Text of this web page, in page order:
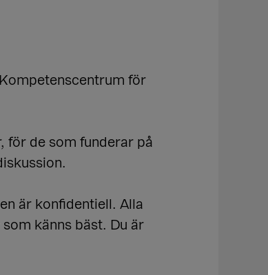
för
för de som funderar på
är konfidentiell. Alla
känns bäst. Du är